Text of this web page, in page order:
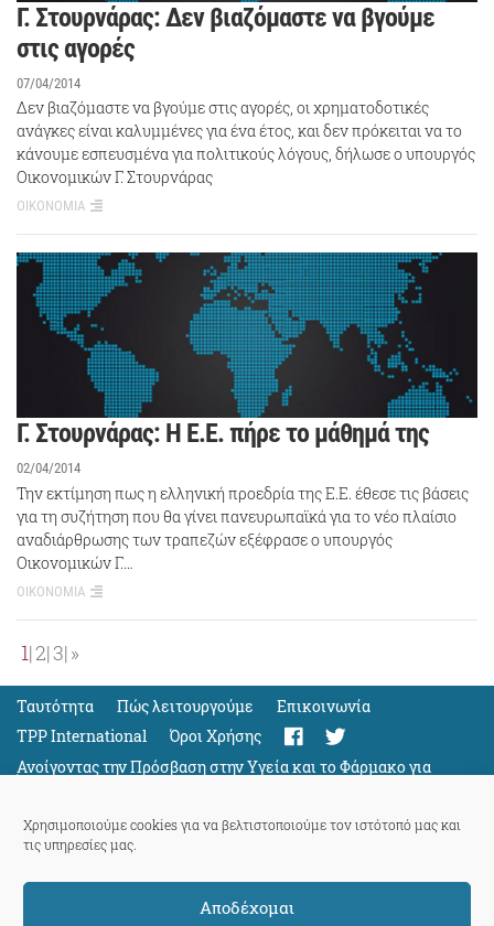
Χρησιμοποιούμε cookies για να βελτιστοποιούμε τον ιστότοπό μας και
τις υπηρεσίες μας.
Αποδέχομαι
Γ. Στουρνάρας: Δεν βιαζόμαστε να βγούμε
στις αγορές
07/04/2014
Δεν βιαζόμαστε να βγούμε στις αγορές, οι χρηματοδοτικές
ανάγκες είναι καλυμμένες για ένα έτος, και δεν πρόκειται να το
κάνουμε εσπευσμένα για πολιτικούς λόγους, δήλωσε ο υπουργός
Οικονομικών Γ. Στουρνάρας
ΟΙΚΟΝΟΜΙΑ
Γ. Στουρνάρας: Η Ε.Ε. πήρε το μάθημά της
02/04/2014
Την εκτίμηση πως η ελληνική προεδρία της Ε.Ε. έθεσε τις βάσεις
για τη συζήτηση που θα γίνει πανευρωπαϊκά για το νέο πλαίσιο
αναδιάρθρωσης των τραπεζών εξέφρασε ο υπουργός
Οικονομικών Γ.…
ΟΙΚΟΝΟΜΙΑ
1 2 3 »
Ταυτότητα Πώς λειτουργούμε
Eπικοινωνία
TPP International
Όροι Χρήσης
Ανοίγοντας την Πρόσβαση στην Υγεία και το Φάρμακο για
Όλους
Support